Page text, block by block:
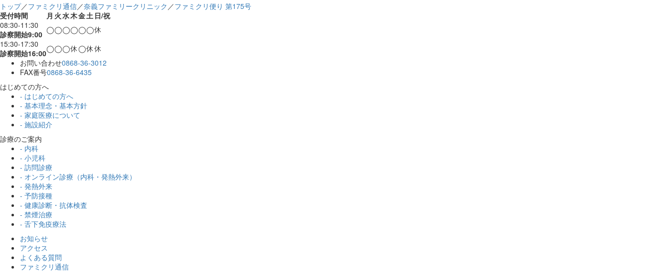
トップ／ファミクリ通信／奈義ファミリークリニック ／ファミクリ便り 第175号
受付時間
月 火水木金土 日/祝
08:30-11:30
診察開始9:00 ◯◯◯◯◯◯休
15:30-17:30
診察開始16:00◯◯◯休◯休休
お問い合わせ0868-36-3012
FAX番号0868-36-6435
はじめての方へ
- はじめての方へ
- 基本理念・基本方針
- 家庭医療について
- 施設紹介
診療のご案内
- 内科
- 小児科
- 訪問診療
- オンライン診療（内科・発熱外来）
- 発熱外来
- 予防接種
- 健康診断・抗体検査
- 禁煙治療
- 舌下免疫療法
お知らせ
アクセス
よくある質問
ファミクリ通信